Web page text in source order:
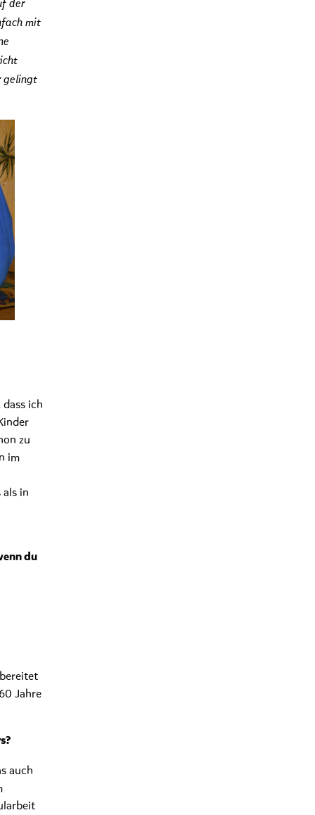
der
mit
gelingt
ich
zu
im
in
du
Jahre
auch